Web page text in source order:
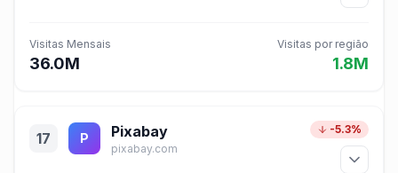
Visitas Mensais
36.0M
Visitas por região
1.8M
17 P Pixabay
pixabay.com
-5.3%